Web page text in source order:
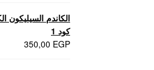
الكاندم السيليكون
كود 1
350,00 EGP